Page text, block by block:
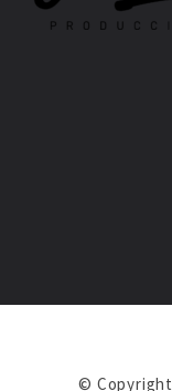
© Copyright